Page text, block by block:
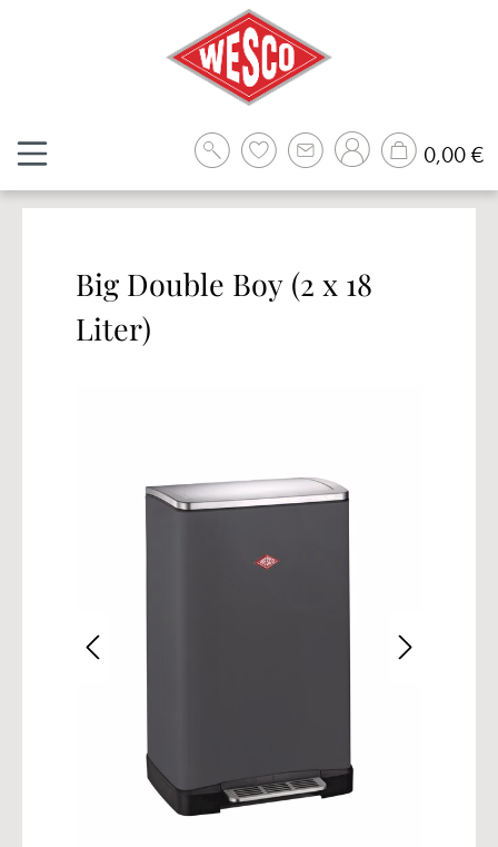
0,00 €
Big Double Boy (2 x 18
Liter)
Bildergalerie überspringen